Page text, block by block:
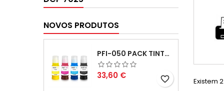
NOVOS PRODUTOS
PFI-050 PACK TINTAS COMPATIVEIS
Preço
33,60 € favorite_border Existem